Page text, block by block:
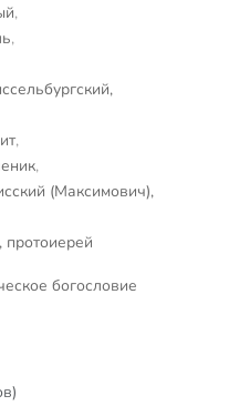
,
,
,
,
(Максимович),
богословие